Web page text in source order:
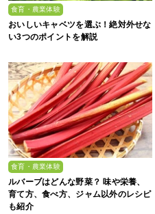
食育・農業体験
おいしいキャベツを選ぶ！絶対外せな
い3つのポイントを解説
食育・農業体験
ルバーブはどんな野菜？ 味や栄養、
育て方、食べ方、ジャム以外のレシピ
も紹介